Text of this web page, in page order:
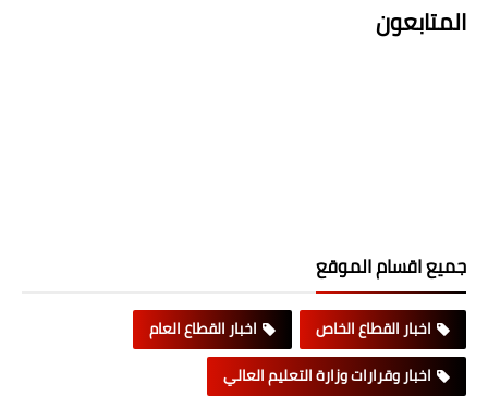
المتابعون
جميع اقسام الموقع
اخبار القطاع الخاص
اخبار القطاع العام
اخبار وقرارات وزارة التعليم العالي